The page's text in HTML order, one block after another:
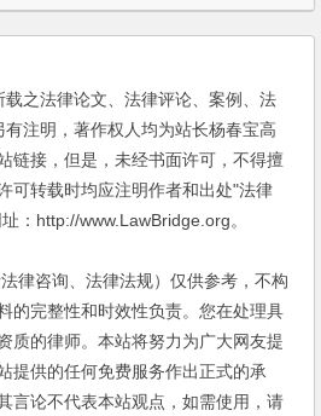
载之法律论文、法律评论、案例、法
有注明，著作权人均为站长杨春宝高
链接，但是，未经书面许可，不得擅
可转载时均应注明作者和出处"法律
：http://www.LawBridge.org。
咨询、法律法规）仅供参考，不构
的完整性和时效性负责。您在处理具
质的律师。本站将努力为广大网友提
提供的任何免费服务作出正式的承
言论不代表本站观点，如需使用，请